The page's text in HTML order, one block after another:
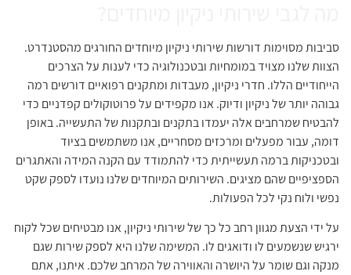
סביבות מסוימות דורשות שירותי ניקיון מיוחדים החורגים מהסטנדרט.
הצוות שלנו מצויד במומחיות ובטכנולוגיה כדי לענות על הצרכים
הייחודיים הללו. חדרי ניקיון, מעבדות ומתקנים רפואיים דורשים רמה
גבוהה יותר של ניקיון ודיוק. אנו מקפידים על פרוטוקולים קפדניים כדי
להבטיח שמרחבים אלה יעמדו בתקנים ובתקנות של התעשייה. באופן
דומה, עבור מפעלים ומרכזים מסחריים, אנו משתמשים בציוד
ובטכניקות ברמה תעשייתית כדי להתמודד עם הקנה המידה והאתגרים
הספציפיים שהם מציגים. השירותים המיוחדים שלנו נועדו לספק שקט
נפשי ולוח נקי לכל הפעולות.
על ידי הצעת מגוון רחב כל כך של שירותי ניקיון, אנו מבטיחים שכל לקוח
ירגיש שנשמעים לו ודואגים לו. המשימה שלנו היא לספק שירות שגם
מנקה וגם שומר על היושרה והאווירה של המרחב שלכם. איתנו, אתם